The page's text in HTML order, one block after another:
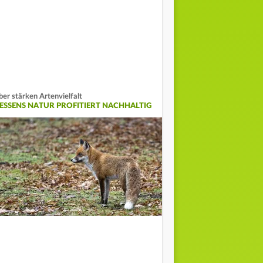
stärken Artenvielfalt
NATUR PROFITIERT NACHHALTIG